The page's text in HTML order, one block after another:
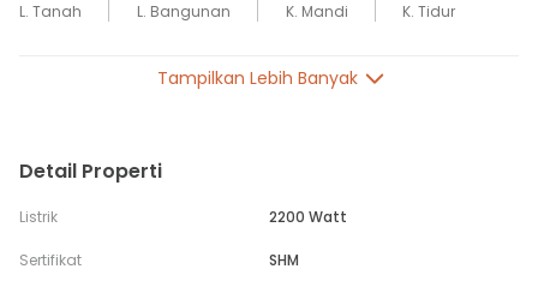
L. Tanah
L. Bangunan
K. Mandi
K. Tidur
Tampilkan Lebih Banyak
Detail Properti
Listrik 2200 Watt
Sertifikat SHM